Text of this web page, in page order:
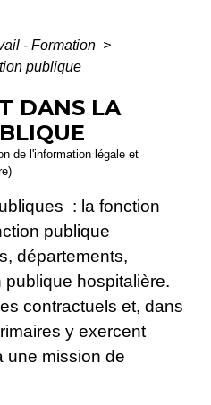
- Formation >
publique
DANS LA
de l'information légale et
: la fonction
publique
départements,
hospitalière.
contractuels et, dans
y exercent
une mission de